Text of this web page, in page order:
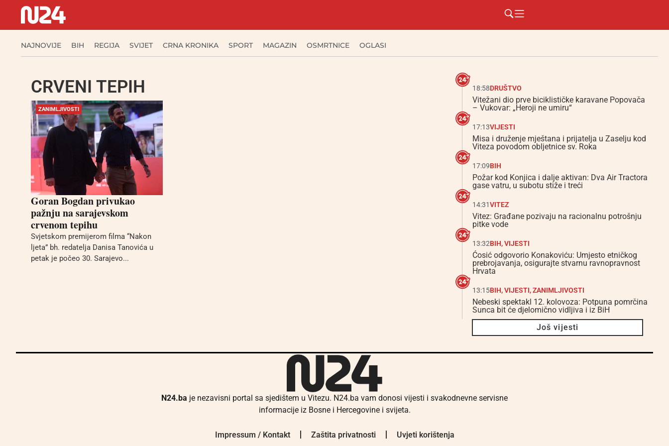
NAJNOVIJE BIH REGIJA SVIJET CRNA KRONIKA SPORT MAGAZIN OSMRTNICE OGLASI
CRVENI TEPIH
ZANIMLJIVOSTI
Goran Bogdan privukao
pažnju na sarajevskom
crvenom tepihu
Svjetskom premijerom filma “Nakon
ljeta” bh. redatelja Danisa Tanovića u
petak je počeo 30. Sarajevo...
18:58DRUŠTVO
Vitežani dio prve biciklističke karavane Popovača
– Vukovar: „Heroji ne umiru“
17:13VIJESTI
Misa i druženje mještana i prijatelja u Zaselju kod
Viteza povodom obljetnice sv. Roka
17:09BIH
Požar kod Konjica i dalje aktivan: Dva Air Tractora
gase vatru, u subotu stiže i treći
14:31VITEZ
Vitez: Građane pozivaju na racionalnu potrošnju
pitke vode
13:32BIH,VIJESTI
Ćosić odgovorio Konakoviću: Umjesto etničkog
prebrojavanja, osigurajte stvarnu ravnopravnost
Hrvata
13:15BIH,VIJESTI,ZANIMLJIVOSTI
Nebeski spektakl 12. kolovoza: Potpuna pomrčina
Sunca bit će djelomično vidljiva i iz BiH
Još vijesti
N24.ba je nezavisni portal sa sjedištem u Vitezu. N24.ba vam donosi vijesti i svakodnevne servisne
informacije iz Bosne i Hercegovine i svijeta.
Impressum / Kontakt Zaštita privatnosti Uvjeti korištenja